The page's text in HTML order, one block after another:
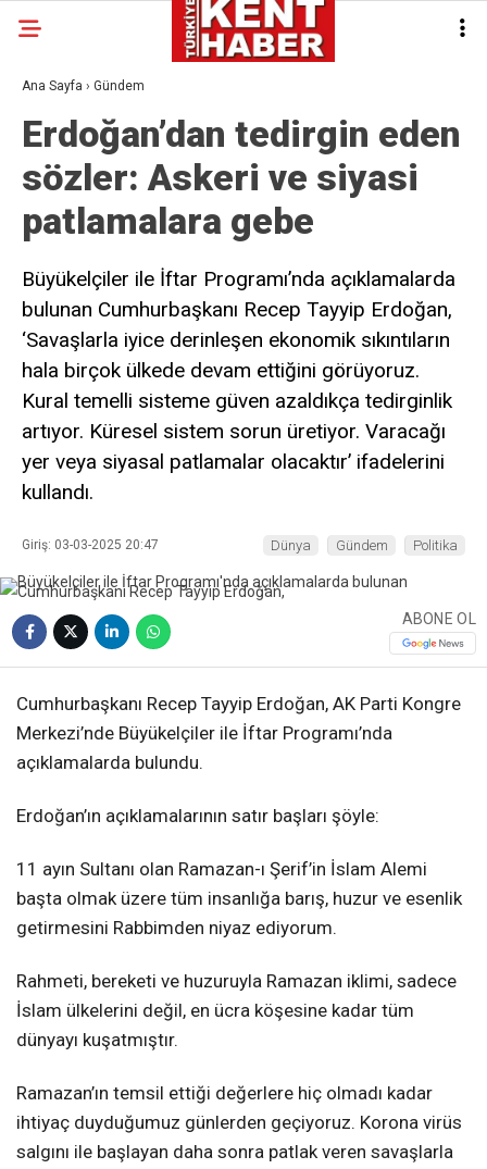
Ana Sayfa › Gündem
Erdoğan’dan tedirgin eden
sözler: Askeri ve siyasi
patlamalara gebe
Büyükelçiler ile İftar Programı’nda açıklamalarda
bulunan Cumhurbaşkanı Recep Tayyip Erdoğan,
‘Savaşlarla iyice derinleşen ekonomik sıkıntıların
hala birçok ülkede devam ettiğini görüyoruz.
Kural temelli sisteme güven azaldıkça tedirginlik
artıyor. Küresel sistem sorun üretiyor. Varacağı
yer veya siyasal patlamalar olacaktır’ ifadelerini
kullandı.
Giriş: 03-03-2025 20:47 Dünya Gündem Politika
ABONE OL
Cumhurbaşkanı Recep Tayyip Erdoğan, AK Parti Kongre
Merkezi’nde Büyükelçiler ile İftar Programı’nda
açıklamalarda bulundu.
Erdoğan’ın açıklamalarının satır başları şöyle:
11 ayın Sultanı olan Ramazan-ı Şerif’in İslam Alemi
başta olmak üzere tüm insanlığa barış, huzur ve esenlik
getirmesini Rabbimden niyaz ediyorum.
Rahmeti, bereketi ve huzuruyla Ramazan iklimi, sadece
İslam ülkelerini değil, en ücra köşesine kadar tüm
dünyayı kuşatmıştır.
Ramazan’ın temsil ettiği değerlere hiç olmadı kadar
ihtiyaç duyduğumuz günlerden geçiyoruz. Korona virüs
salgını ile başlayan daha sonra patlak veren savaşlarla